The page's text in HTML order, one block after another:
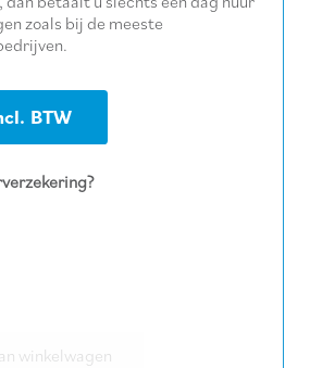
zoals bij de meeste
BTW
winkelwagen